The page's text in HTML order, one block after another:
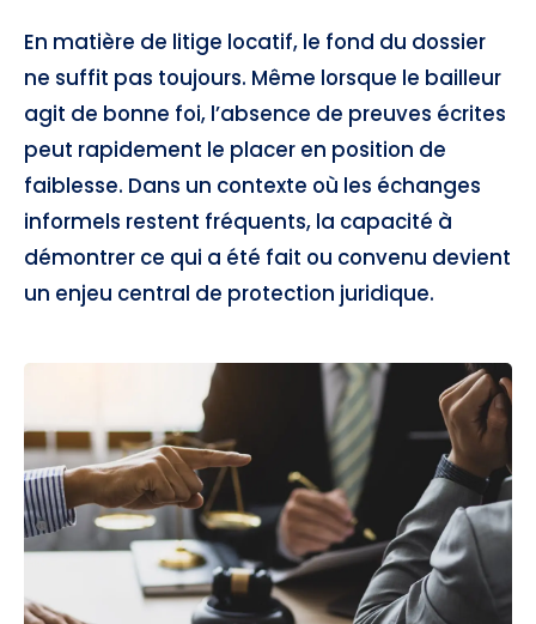
En matière de litige locatif, le fond du dossier
ne suffit pas toujours. Même lorsque le bailleur
agit de bonne foi, l’absence de preuves écrites
peut rapidement le placer en position de
faiblesse. Dans un contexte où les échanges
informels restent fréquents, la capacité à
démontrer ce qui a été fait ou convenu devient
un enjeu central de protection juridique.